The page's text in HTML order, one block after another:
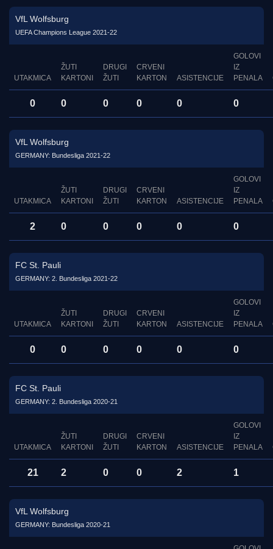
VfL Wolfsburg
UEFA Champions League 2021-22
UTAKMICA
ŽUTI
KARTONI
DRUGI
ŽUTI
CRVENI
KARTON
ASISTENCIJE
GOLOVI
IZ
PENALA
0 0 0 0 0 0
VfL Wolfsburg
GERMANY: Bundesliga 2021-22
UTAKMICA
ŽUTI
KARTONI
DRUGI
ŽUTI
CRVENI
KARTON
ASISTENCIJE
GOLOVI
IZ
PENALA
2 0 0 0 0 0
FC St. Pauli
GERMANY: 2. Bundesliga 2021-22
UTAKMICA
ŽUTI
KARTONI
DRUGI
ŽUTI
CRVENI
KARTON
ASISTENCIJE
GOLOVI
IZ
PENALA
0 0 0 0 0 0
FC St. Pauli
GERMANY: 2. Bundesliga 2020-21
UTAKMICA
ŽUTI
KARTONI
DRUGI
ŽUTI
CRVENI
KARTON
ASISTENCIJE
GOLOVI
IZ
PENALA
21 2 0 0 2 1
VfL Wolfsburg
GERMANY: Bundesliga 2020-21